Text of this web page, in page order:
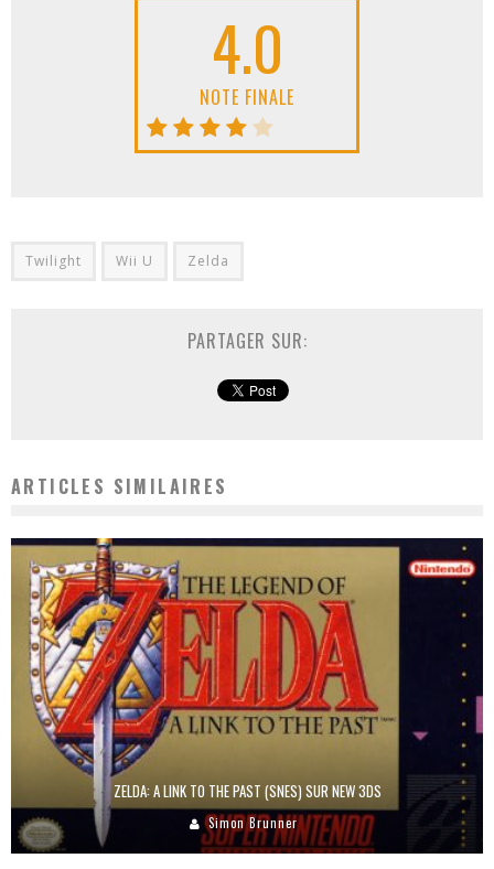
4.0
NOTE FINALE
Twilight Wii U Zelda
PARTAGER SUR:
ARTICLES SIMILAIRES
ZELDA: A LINK TO THE PAST (SNES) SUR NEW 3DS
Simon Brunner